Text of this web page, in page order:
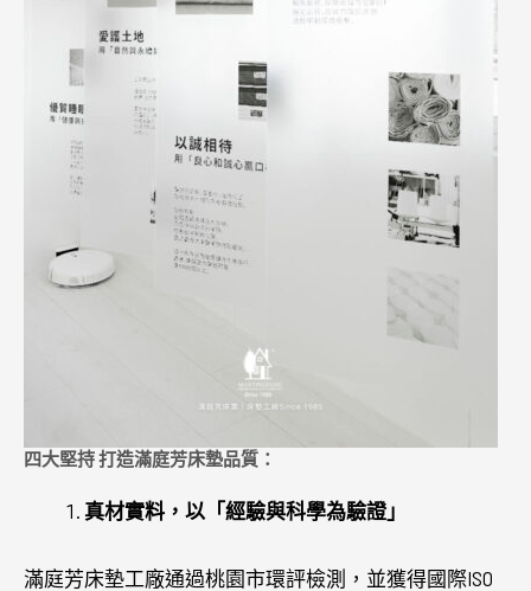
四大堅持 打造滿庭芳床墊品質：
真材實料，以「經驗與科學為驗證」
滿庭芳床墊工廠通過桃園市環評檢測，並獲得國際ISO